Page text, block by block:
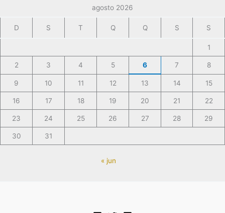
agosto 2026
D S T Q Q S S
1
2 3 4 5 6 7 8
9 10 11 12 13 14 15
16 17 18 19 20 21 22
23 24 25 26 27 28 29
30 31
« jun